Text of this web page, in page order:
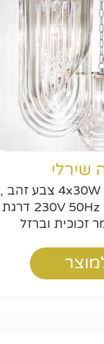
שירלי
מקור אור 4x30W E27 צבע זהב ,
ניקל מתח זינה 230V 50Hz דרגת